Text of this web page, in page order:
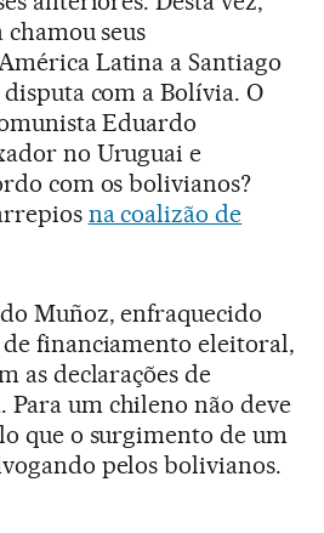
seus
Latina a Santiago
com a Bolívia. O
Eduardo
no Uruguai e
com os bolivianos?
na coalizão de
Muñoz, enfraquecido
financiamento eleitoral,
as declarações de
Para um chileno não deve
que o surgimento de um
pelos bolivianos.